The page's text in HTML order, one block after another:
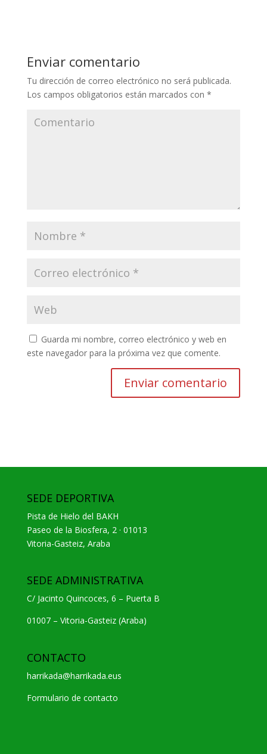
Enviar comentario
Tu dirección de correo electrónico no será publicada.
Los campos obligatorios están marcados con *
Guarda mi nombre, correo electrónico y web en
este navegador para la próxima vez que comente.
SEDE DEPORTIVA
Pista de Hielo del BAKH
Paseo de la Biosfera, 2 · 01013
Vitoria-Gasteiz, Araba
SEDE ADMINISTRATIVA
C/ Jacinto Quincoces, 6 – Puerta B
01007 – Vitoria-Gasteiz (Araba)
CONTACTO
harrikada@harrikada.eus
Formulario de contacto